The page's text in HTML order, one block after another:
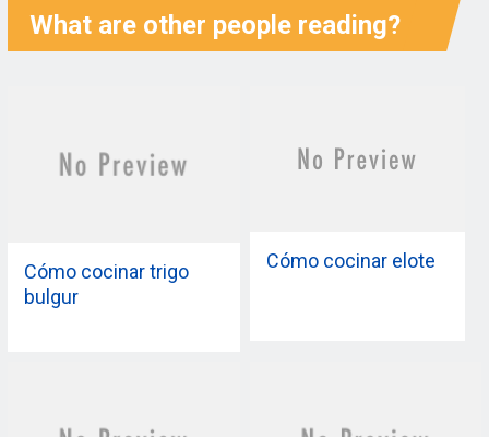
What are other people reading?
Cómo cocinar trigo
bulgur
Cómo cocinar elote